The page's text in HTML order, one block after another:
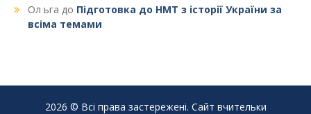
Ол ьга до Підготовка до НМТ з історії України за
всіма темами
2026 © Всі права застережені. Сайт вчительки